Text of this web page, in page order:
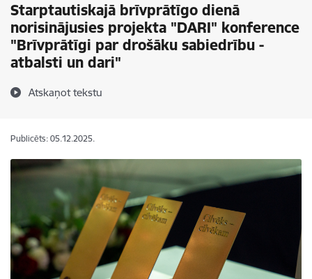
Starptautiskajā brīvprātīgo dienā
norisinājusies projekta "DARI" konference
"Brīvprātīgi par drošāku sabiedrību -
atbalsti un dari"
Atskaņot tekstu
Publicēts: 05.12.2025.